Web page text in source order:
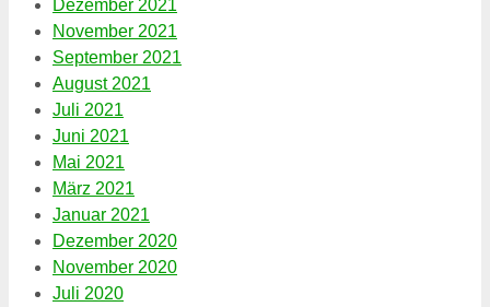
Dezember 2021
November 2021
September 2021
August 2021
Juli 2021
Juni 2021
Mai 2021
März 2021
Januar 2021
Dezember 2020
November 2020
Juli 2020